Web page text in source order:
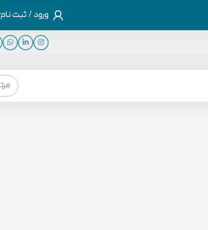
ورود / ثبت نام